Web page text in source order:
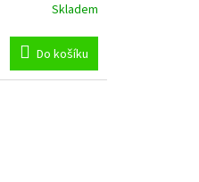
Skladem
Do košíku